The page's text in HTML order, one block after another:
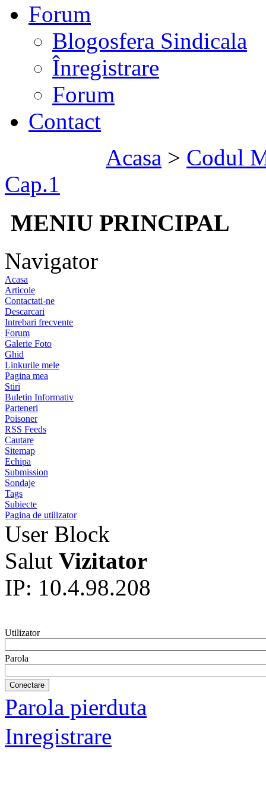
Forum
Blogosfera Sindicala
Înregistrare
Forum
Contact
Acasa > Codul
Cap.1
MENIU PRINCIPAL
Navigator
Acasa
Articole
Contactati-ne
Descarcari
Intrebari frecvente
Forum
Galerie Foto
Ghid
Linkurile mele
Pagina mea
Stiri
Buletin Informativ
Parteneri
Poisoner
RSS Feeds
Cautare
Sitemap
Echipa
Submission
Sondaje
Tags
Subiecte
Pagina de utilizator
User Block
Salut Vizitator
IP: 10.4.98.208
Utilizator
Parola
Parola pierduta
Inregistrare